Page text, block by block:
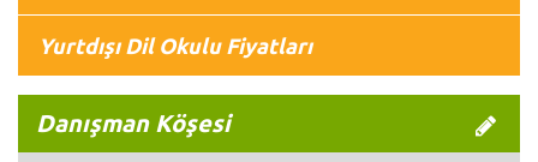
Yurtdışı Dil Okulu Fiyatları
Danışman Köşesi